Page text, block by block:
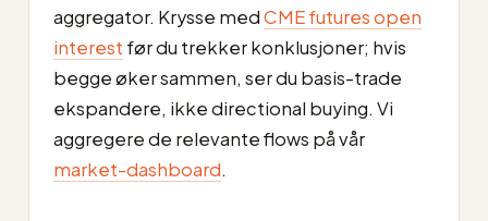
aggregator. Krysse medCME futures open
interest før du trekker konklusjoner; hvis
begge øker sammen, ser du basis-trade
ekspandere, ikke directional buying. Vi
aggregere de relevante flows på vår
market-dashboard.